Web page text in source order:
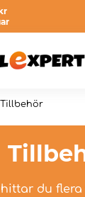
Tillbehör
du